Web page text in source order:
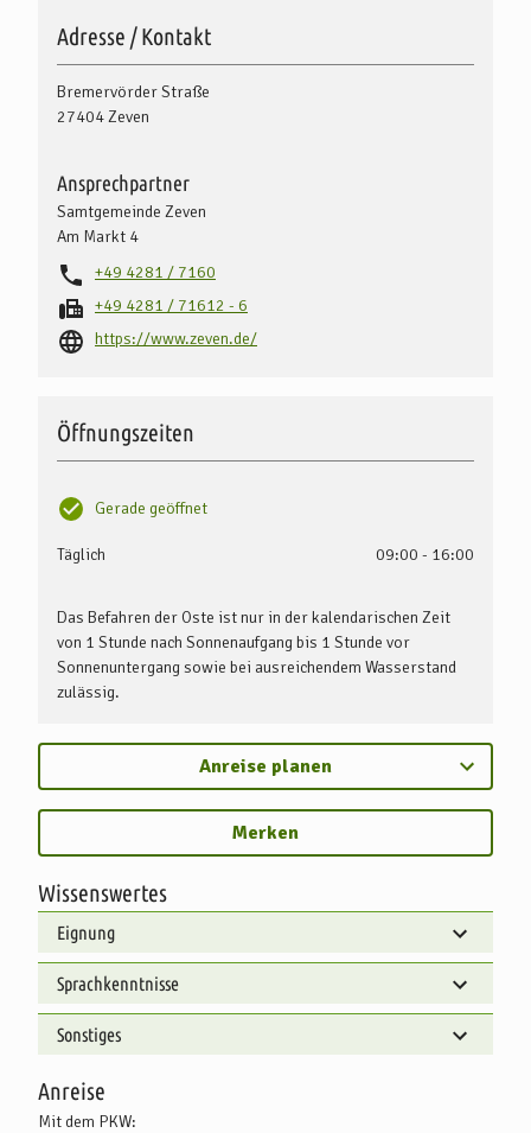
Wissenswertes
Eignung
Sprachkenntnisse
Sonstiges
Anreise
Mit dem PKW:
Adresse / Kontakt
Bremervörder Straße
27404Zeven
Ansprechpartner
Samtgemeinde Zeven
Am Markt 4
+49 4281 / 7160
+49 4281 / 71612 - 6
https://www.zeven.de/
Öffnungszeiten
Gerade geöffnet
Täglich 09:00 - 16:00
Das Befahren der Oste ist nur in der kalendarischen Zeit
von 1 Stunde nach Sonnenaufgang bis 1 Stunde vor
Sonnenuntergang sowie bei ausreichendem Wasserstand
zulässig.
Anreise planen
Merken